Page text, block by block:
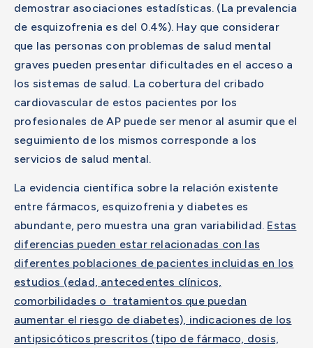
demostrar asociaciones estadísticas. (La prevalencia
de esquizofrenia es del 0.4%). Hay que considerar
que las personas con problemas de salud mental
graves pueden presentar dificultades en el acceso a
los sistemas de salud. La cobertura del cribado
cardiovascular de estos pacientes por los
profesionales de AP puede ser menor al asumir que el
seguimiento de los mismos corresponde a los
servicios de salud mental.
La evidencia científica sobre la relación existente
entre fármacos, esquizofrenia y diabetes es
abundante, pero muestra una gran variabilidad. Estas
diferencias pueden estar relacionadas con las
diferentes poblaciones de pacientes incluidas en los
estudios (edad, antecedentes clínicos,
comorbilidades o tratamientos que puedan
aumentar el riesgo de diabetes), indicaciones de los
antipsicóticos prescritos (tipo de fármaco, dosis,